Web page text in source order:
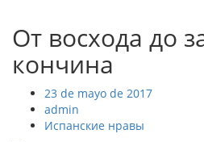
От восхода до
кончина
23 de mayo de 2017
admin
Испанские нравы